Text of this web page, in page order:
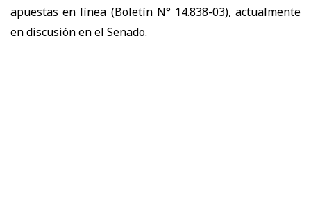
apuestas en línea (Boletín N° 14.838-03), actualmente
en discusión en el Senado.